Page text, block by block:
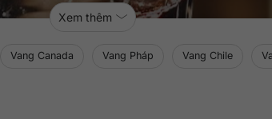
Xem thêm
Vang Canada Vang Pháp Vang Chile